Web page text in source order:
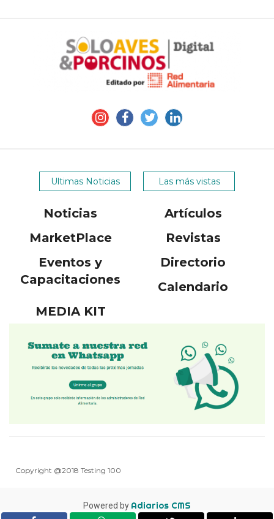
Ultimas Noticias Las más vistas
Noticias
Artículos
MarketPlace
Revistas
Eventos y
Capacitaciones
Directorio
Calendario
MEDIA KIT
Copyright @2018 Testing 100
Powered by Adiarios CMS